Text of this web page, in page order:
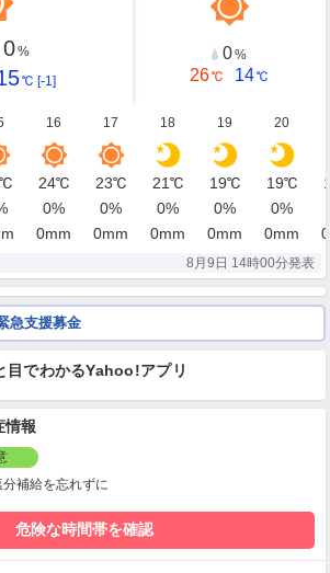
0%
℃ [-1]
0%
26℃ 14℃
16 17 18 19
20
℃ 24℃ 23℃ 21℃ 19℃ 19℃
0% 0% 0% 0% 0%
0mm 0mm 0mm 0mm 0mm 0
76 % 76%
東
s
北北東
6m/s
北東
5m/s
北東
5m/s
北東
4m/s
北東
4m/s
8月9日 14時00分発表
急支援募金
目でわかるYahoo!アプリ
情報
補給を忘れずに
危険な時間帯を確認